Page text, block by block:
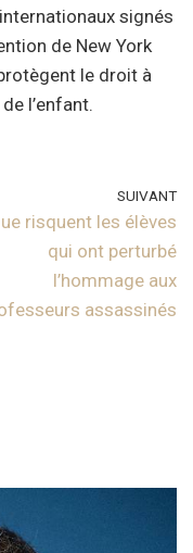
signés
de New York
le droit à
l’enfant.
SUIVANT
risquent les élèves
qui ont perturbé
l’hommage aux
assassinés